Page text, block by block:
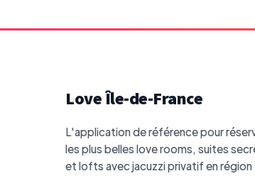
Love Île-de-France
L'application de référence pour
les plus belles love rooms, suites
et lofts avec jacuzzi privatif en région